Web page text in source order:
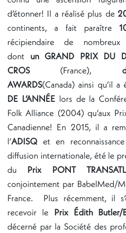
d’étonner! Il a réalisé plus de
continents, a fait paraître
récipiendaire de
dont un GRAND PRIX DU
CROS(France),
AWARDS(Canada) ainsi qu’il a
DE L’ANNÉElors de la
Folk Alliance (2004) qu’aux
Canadienne! En 2015, il a
l’ADISQ et en
diffusion internationale, été le
du Prix PONT
conjointement par BabelMed/
France. Plus récemment, il
recevoir le Prix Édith Butler/
décerné par la Société des